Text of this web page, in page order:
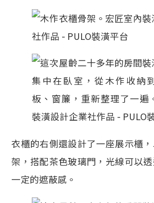
衣櫃的右側還設計了一座展示櫃
架，搭配茶色玻璃門，光線可以
一定的遮蔽感。